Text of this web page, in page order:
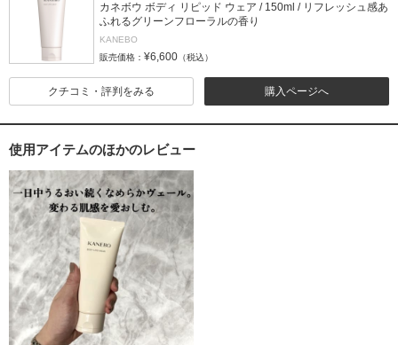
カネボウ ボディ リピッド ウェア / 150ml / リフレッシュ感あ
ふれるグリーンフローラルの香り
KANEBO
販売価格： ¥6,600 （税込）
購入ページへ
クチコミ・評判をみる
使用アイテムのほかのレビュー